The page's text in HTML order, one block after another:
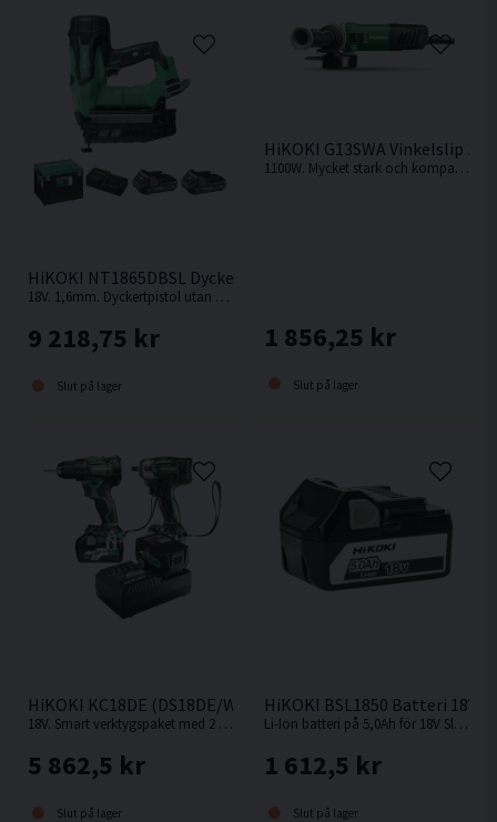
Vikt 0,7 kg
HiKOKI NT1865DBSL Dyckertpistol 18V (2x2,0Ah)
18V. 1,6mm. Dyckertpistol utan behov av kompressor, slang eller gas.
9 218,75 kr
Slut på lager
HiKOKI G13SWA Vinkelslip
1100W. Mycket stark och kompakt vinkelslip från HiKOKI.
1 856,25 kr
Slut på lager
HiKOKI KC18DE (DS18DE/WR18DBDL2) Verktygspaket 18V
18V. Smart verktygspaket med 2 st kompakta och kraftfulla 18V batteriverktyg.
5 862,5 kr
Slut på lager
HiKOKI BSL1850 Batteri 18V
Li-Ion batteri på 5,0Ah för 18V Sladdlösa HiKOKI / Hitachi maskiner med Slide batterifäste.
1 612,5 kr
Slut på lager